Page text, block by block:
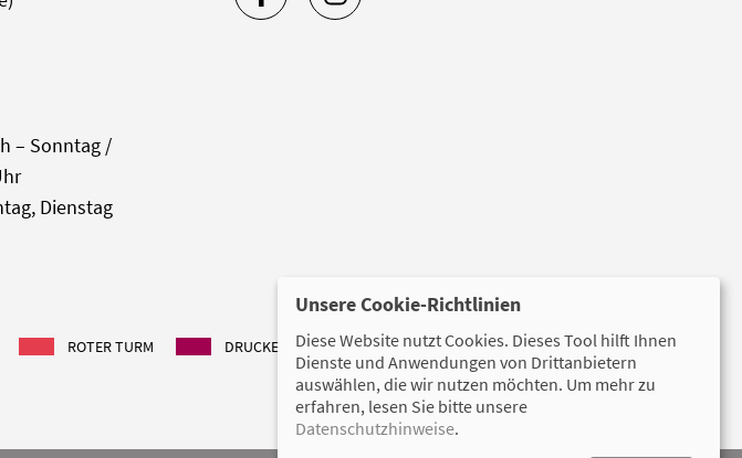
– Sonntag /
Dienstag
ROTER TURM DRUCKEREI CHRISTIAN-WOLFF-HAUS
Unsere Cookie-Richtlinien
Diese Website nutzt Cookies. Dieses Tool hilft Ihnen
Dienste und Anwendungen von Drittanbietern
auswählen, die wir nutzen möchten. Um mehr zu
erfahren, lesen Sie bitte unsere
Datenschutzhinweise.